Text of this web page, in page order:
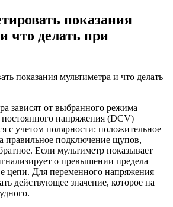
показания
что делать при
зависят от выбранного режима
напряжения (DCV)
с учетом полярности: положительное
правильное подключение щупов,
Если мультиметр показывает
о превышении предела
цепи. Для переменного напряжения
действующее значение, которое на